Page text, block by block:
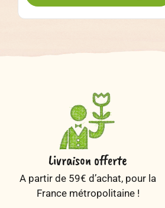
Livraison offerte
A partir de 59€ d’achat, pour la
France métropolitaine !